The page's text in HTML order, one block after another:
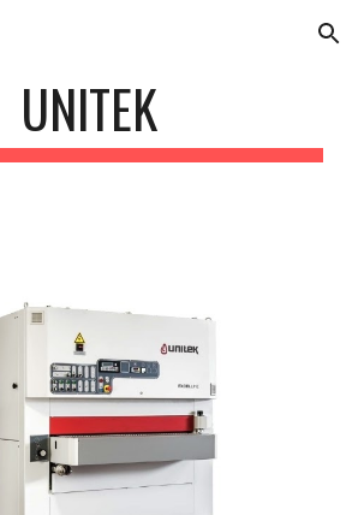
Skip to navigation
UNITEK